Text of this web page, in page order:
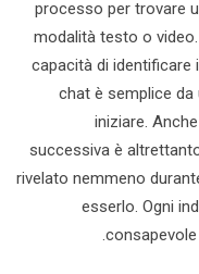
processo per trovare
modalità testo o
capacità di identificare
chat è semplice da
iniziare.
successiva è
rivelato nemmeno
esserlo. Ogni